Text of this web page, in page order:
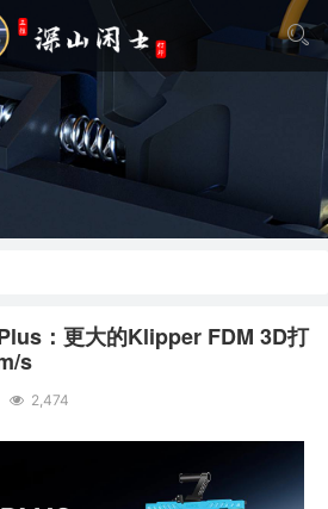
：更大的Klipper FDM 3D打
s
2,474